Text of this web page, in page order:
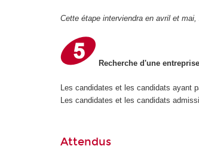
Cette étape interviendra en avril et
Recherche d'une
Les candidates et les candidats ayant
Les candidates et les candidats
Attendus